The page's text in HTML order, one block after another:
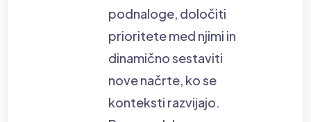
podnaloge, določiti
prioritete med njimi in
dinamično sestaviti
nove načrte, ko se
konteksti razvijajo.